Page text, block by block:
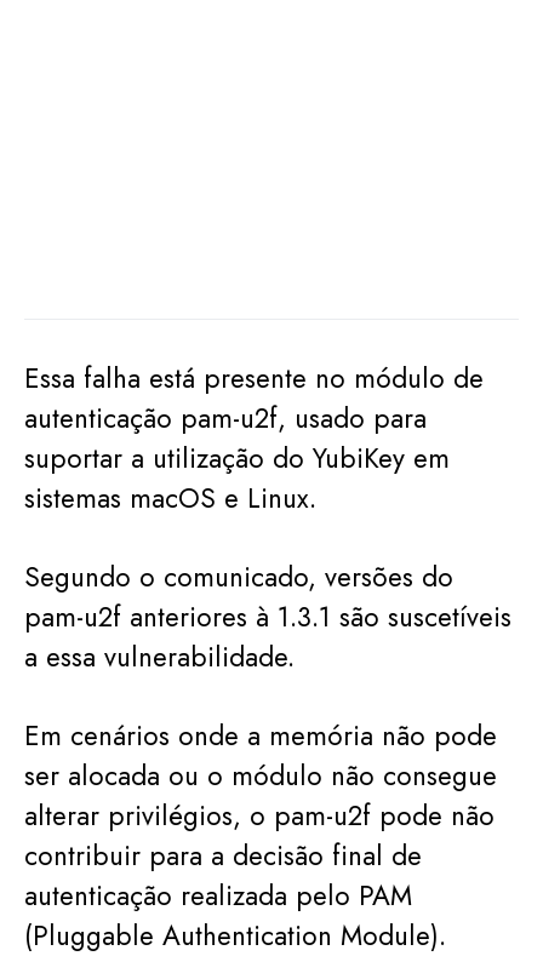
Essa falha está presente no módulo de
autenticação pam-u2f, usado para
suportar a utilização do YubiKey em
sistemas macOS e Linux.
Segundo o comunicado, versões do
pam-u2f anteriores à 1.3.1 são suscetíveis
a essa vulnerabilidade.
Em cenários onde a memória não pode
ser alocada ou o módulo não consegue
alterar privilégios, o pam-u2f pode não
contribuir para a decisão final de
autenticação realizada pelo PAM
(Pluggable Authentication Module).